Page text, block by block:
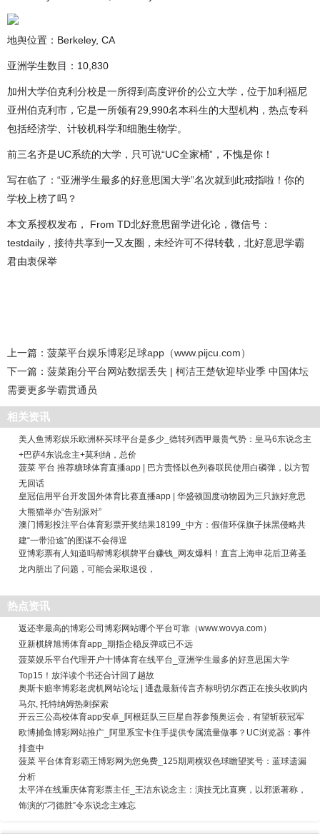
地舆位置：Berkeley, CA
亚洲学生数目：10,830
加州大学伯克利分校是一所得到高度评价的公立大学，位于加利福尼
亚州伯克利市，它是一所领有29,990名本科生的大型机构，热点专科
包括经济学、计较机科学和细胞生物学。
前三名齐是UC系统的大学，只可说“UC全家桶”，不愧是你！
写在临了：“亚洲学生最多的好意思国大学”名次就到此戒指啦！你的
学校上榜了吗？
本文系授权发布， From TD北好意思留学进化论，微信号：
testdaily，接待共享到一又友圈，未经许可不得转载，北好意思学霸
君由衷保举
上一篇： 菠菜平台娱乐博彩足球app（www.pijcu.com）
下一篇： 菠菜跑分平台网站数据丢失 | 柯洁王楚钦迎毕业季 中国体坛
需要更多学霸贯通员
相关资讯
美人鱼博彩娱乐欧洲杯买球平台是多少_德转列西甲最贵气势：皇马6东说念主
+巴萨4东说念主+莫利纳，总价
菠菜 平台 推荐糖球体育直播app | 巴方责怪以色列春联民使用白磷弹，以方暂
无回话
皇冠信用平台开发国外体育比赛直播app | 华盛顿国度动物园为三只旅好意思
大熊猫举办“告别派对”
澳门博彩投注平台体育彩票开奖结果18199_中方：假借环保旗子抹黑侵略共
建“一带沿途”的图谋不会得逞
亚博彩票有人知道吗帮博彩棋牌平台赚钱_网友爆料！直言上海申花后卫蒋圣
龙内脏出了问题，可能会采取退役，
热点资讯
返还率最高的博彩公司博彩网站哪个平台可靠（www.wovya.com）
亚新棋牌旭博体育app_期指企稳反弹或已不远
菠菜娱乐平台代理开户十博体育在线平台_亚洲学生最多的好意思国大学
Top15！放洋读个书还合计回了趟故
奥斯卡赔率博彩老虎机网站论坛 | 通盘最新传言齐标明切尔西正在接头收购内
马尔, 托特纳姆热刺探索
开云三公高校体育app安卓_阿根廷队三巨星自荐参预奥运会，有望斩获冠军
欧博捕鱼博彩网站推广_阿里系宝卡住手提供专属流量做事？UC浏览器：事件
排查中
菠菜 平台体育彩霸王博彩网为您免费_125期周横双色球瞻望奖号：蓝球遗漏
分析
太平洋在线重庆体育彩票主任_王洁东说念主：演技无比直爽，以邪派著称，
饰演的“刁德胜”令东说念主难忘